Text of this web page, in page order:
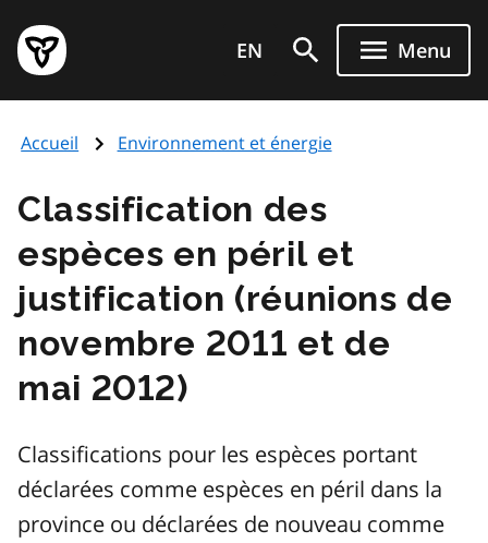
au
contenu
principal
Page
d'accueil
de
EN Menu
Accueil Environnement et énergie
Classification des
espèces en péril et
justification (réunions de
novembre 2011 et de
mai 2012)
Classifications pour les espèces portant
déclarées comme espèces en péril dans la
province ou déclarées de nouveau comme